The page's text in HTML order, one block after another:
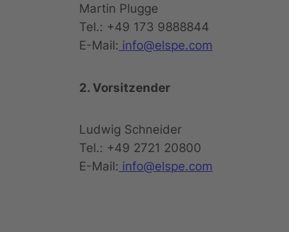
Martin Plugge
Tel.: +49 173 9888844
E-Mail: info@elspe.com
2. Vorsitzender
Ludwig Schneider
Tel.: +49 2721 20800
E-Mail: info@elspe.com